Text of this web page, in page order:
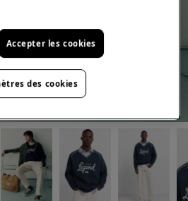
Accepter les cookies
des cookies